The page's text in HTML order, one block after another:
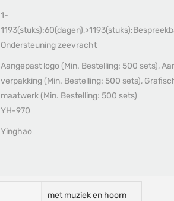
1-
Ondersteuning zeevracht
Aangepast logo (Min. Bestelling: 500 sets),
verpakking (Min. Bestelling: 500 sets),
maatwerk (Min. Bestelling: 500 sets)
YH-970
Yinghao
met muziek en hoorn